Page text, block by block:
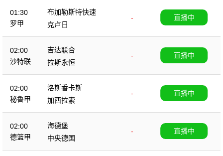
01:30
罗甲
布加勒斯特快速
-
克卢日
直播中
02:00
沙特联
吉达联合
-
拉斯永恒
直播中
02:00
秘鲁甲
洛斯香卡斯
-
加西拉索
直播中
02:00
德篮甲
海德堡
-
中央德国
直播中